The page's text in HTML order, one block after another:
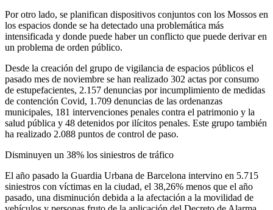
Por otro lado, se planifican dispositivos conjuntos con los Mossos en
los espacios donde se ha detectado una problemática más
intensificada y donde puede haber un conflicto que puede derivar en
un problema de orden público.
Desde la creación del grupo de vigilancia de espacios públicos el
pasado mes de noviembre se han realizado 302 actas por consumo
de estupefacientes, 2.157 denuncias por incumplimiento de medidas
de contención Covid, 1.709 denuncias de las ordenanzas
municipales, 181 intervenciones penales contra el patrimonio y la
salud pública y 48 detenidos por ilícitos penales. Este grupo también
ha realizado 2.088 puntos de control de paso.
Disminuyen un 38% los siniestros de tráfico
El año pasado la Guardia Urbana de Barcelona intervino en 5.715
siniestros con víctimas en la ciudad, el 38,26% menos que el año
pasado, una disminución debida a la afectación a la movilidad de